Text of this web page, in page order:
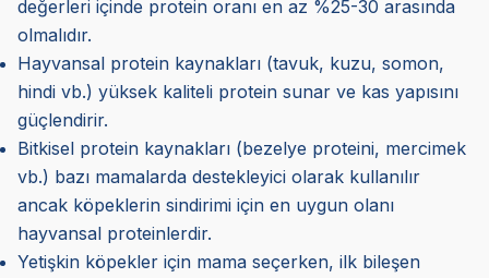
değerleri içinde protein oranı en az %25-30 arasında
olmalıdır.
Hayvansal protein kaynakları (tavuk, kuzu, somon,
hindi vb.) yüksek kaliteli protein sunar ve kas yapısını
güçlendirir.
Bitkisel protein kaynakları (bezelye proteini, mercimek
vb.) bazı mamalarda destekleyici olarak kullanılır
ancak köpeklerin sindirimi için en uygun olanı
hayvansal proteinlerdir.
Yetişkin köpekler için mama seçerken, ilk bileşen